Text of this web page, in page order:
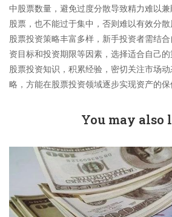
中股票数量，避免过度分散导致精力难以
股票，也不能过于集中，否则难以有效分散
股票投资策略丰富多样，新手投资者需结
资目标和投资期限等因素，选择适合自己
股票投资知识，积累经验，密切关注市场
略，方能在股票投资领域逐步实现资产的保
You may also